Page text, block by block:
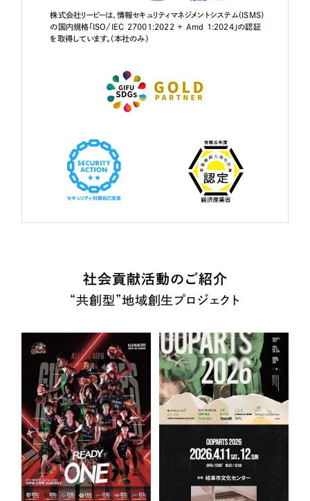
株式会社リーピーは、情報セキュリティマネジメントシステム（ISMS）
の国内規格「ISO/IEC 27001:2022 + Amd 1:2024」の認証
を取得しています。（本社のみ）
社会貢献活動のご紹介
“共創型”地域創生プロジェクト